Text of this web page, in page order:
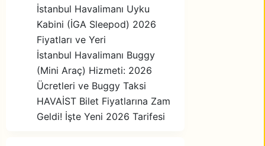
İstanbul Havalimanı Uyku
Kabini (İGA Sleepod) 2026
Fiyatları ve Yeri
İstanbul Havalimanı Buggy
(Mini Araç) Hizmeti: 2026
Ücretleri ve Buggy Taksi
HAVAİST Bilet Fiyatlarına Zam
Geldi! İşte Yeni 2026 Tarifesi